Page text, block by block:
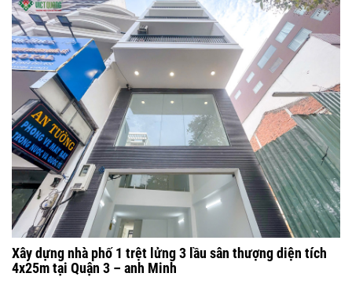
Xây dựng nhà phố 1 trệt lửng 3 lầu sân thượng diện tích
4x25m tại Quận 3 – anh Minh